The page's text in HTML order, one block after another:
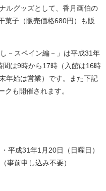
ルグッズとして、香月画伯の
菓子（販売価格680円）も販
－スペイン編－」は平成31年
は9時から17時（入館は16時
年始は営業）です。また下記
も開催されます。
平成31年1月20日（日曜日）
申し込み不要）